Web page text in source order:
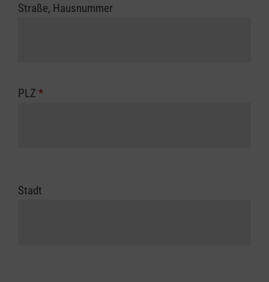
Straße, Hausnummer
PLZ *
Stadt